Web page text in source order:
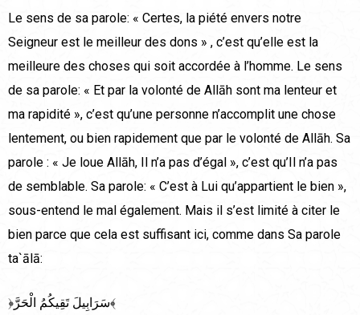
Le sens de sa parole: « Certes, la piété envers notre
Seigneur est le meilleur des dons » , c’est qu’elle est la
meilleure des choses qui soit accordée à l’homme. Le sens
de sa parole: « Et par la volonté de Allāh sont ma lenteur et
ma rapidité », c’est qu’une personne n’accomplit une chose
lentement, ou bien rapidement que par le volonté de Allāh. Sa
parole : « Je loue Allāh, Il n’a pas d’égal », c’est qu’Il n’a pas
de semblable. Sa parole: « C’est à Lui qu’appartient le bien »,
sous-entend le mal également. Mais il s’est limité à citer le
bien parce que cela est suffisant ici, comme dans Sa parole
ta`ālā:
﴿سَرَابِيلَ تَقِيكُمُ الْحَرَّ﴾